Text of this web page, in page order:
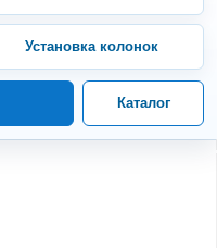
Установка колонок
Каталог